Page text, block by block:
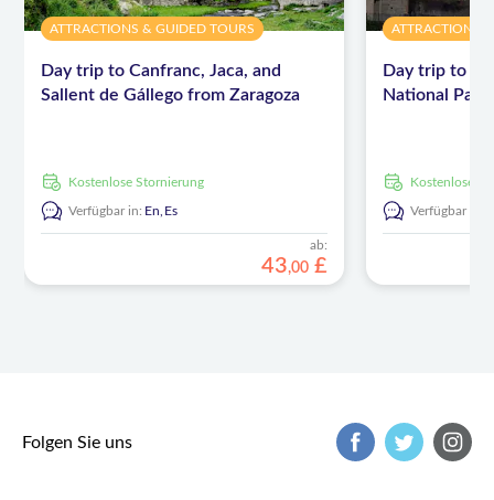
ATTRACTIONS & GUIDED TOURS
Day trip to Canfranc, Jaca, and
Sallent de Gállego from Zaragoza
kostenlose Stornierung
Verfügbar in: En,Es
ab:
43,00 £
ATTRACTIONS
Day trip to
National
kostenlose
Verfügbar in:
Folgen Sie uns